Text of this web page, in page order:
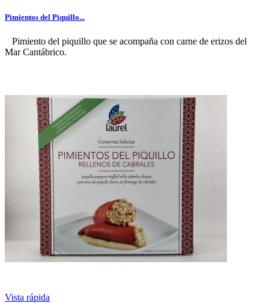
Pimientos del Piquillo...
Pimiento del piquillo que se acompaña con carne de erizos del
Mar Cantábrico.
Vista rápida